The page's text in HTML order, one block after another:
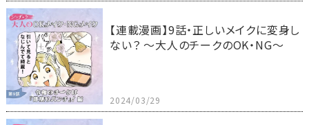
【連載漫画】9話・正しいメイクに変身し
ない？ ～大人のチークのOK・NG～
2024/03/29